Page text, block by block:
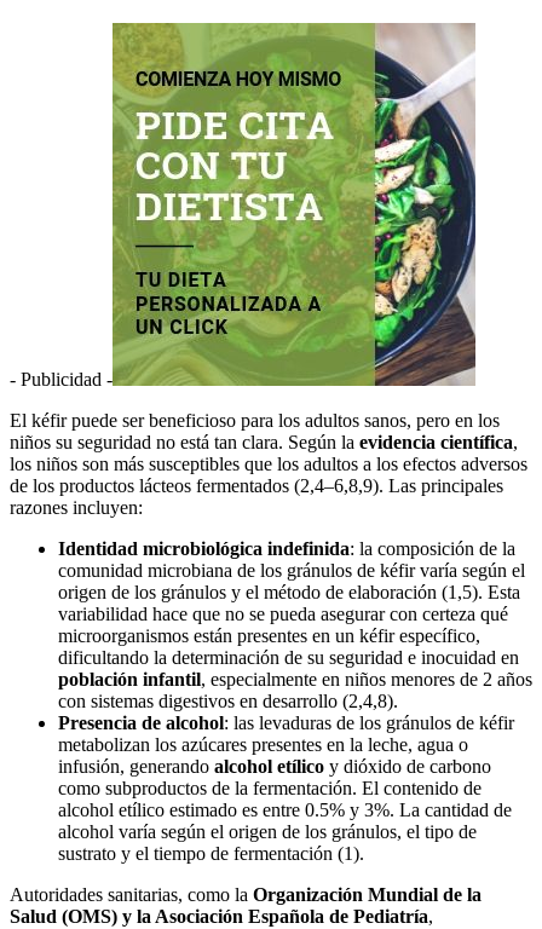
- Publicidad -
El kéfir puede ser beneficioso para los adultos sanos, pero en los
niños su seguridad no está tan clara. Según la evidencia científica,
los niños son más susceptibles que los adultos a los efectos adversos
de los productos lácteos fermentados (2,4–6,8,9). Las principales
razones incluyen:
Identidad microbiológica indefinida: la composición de la
comunidad microbiana de los gránulos de kéfir varía según el
origen de los gránulos y el método de elaboración (1,5). Esta
variabilidad hace que no se pueda asegurar con certeza qué
microorganismos están presentes en un kéfir específico,
dificultando la determinación de su seguridad e inocuidad en
población infantil, especialmente en niños menores de 2 años
con sistemas digestivos en desarrollo (2,4,8).
Presencia de alcohol: las levaduras de los gránulos de kéfir
metabolizan los azúcares presentes en la leche, agua o
infusión, generando alcohol etílico y dióxido de carbono
como subproductos de la fermentación. El contenido de
alcohol etílico estimado es entre 0.5% y 3%. La cantidad de
alcohol varía según el origen de los gránulos, el tipo de
sustrato y el tiempo de fermentación (1).
Autoridades sanitarias, como la Organización Mundial de la
Salud (OMS) y la Asociación Española de Pediatría,